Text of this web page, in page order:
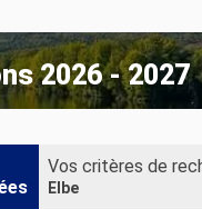
2026 - 2027
Vos critères de
Elbe